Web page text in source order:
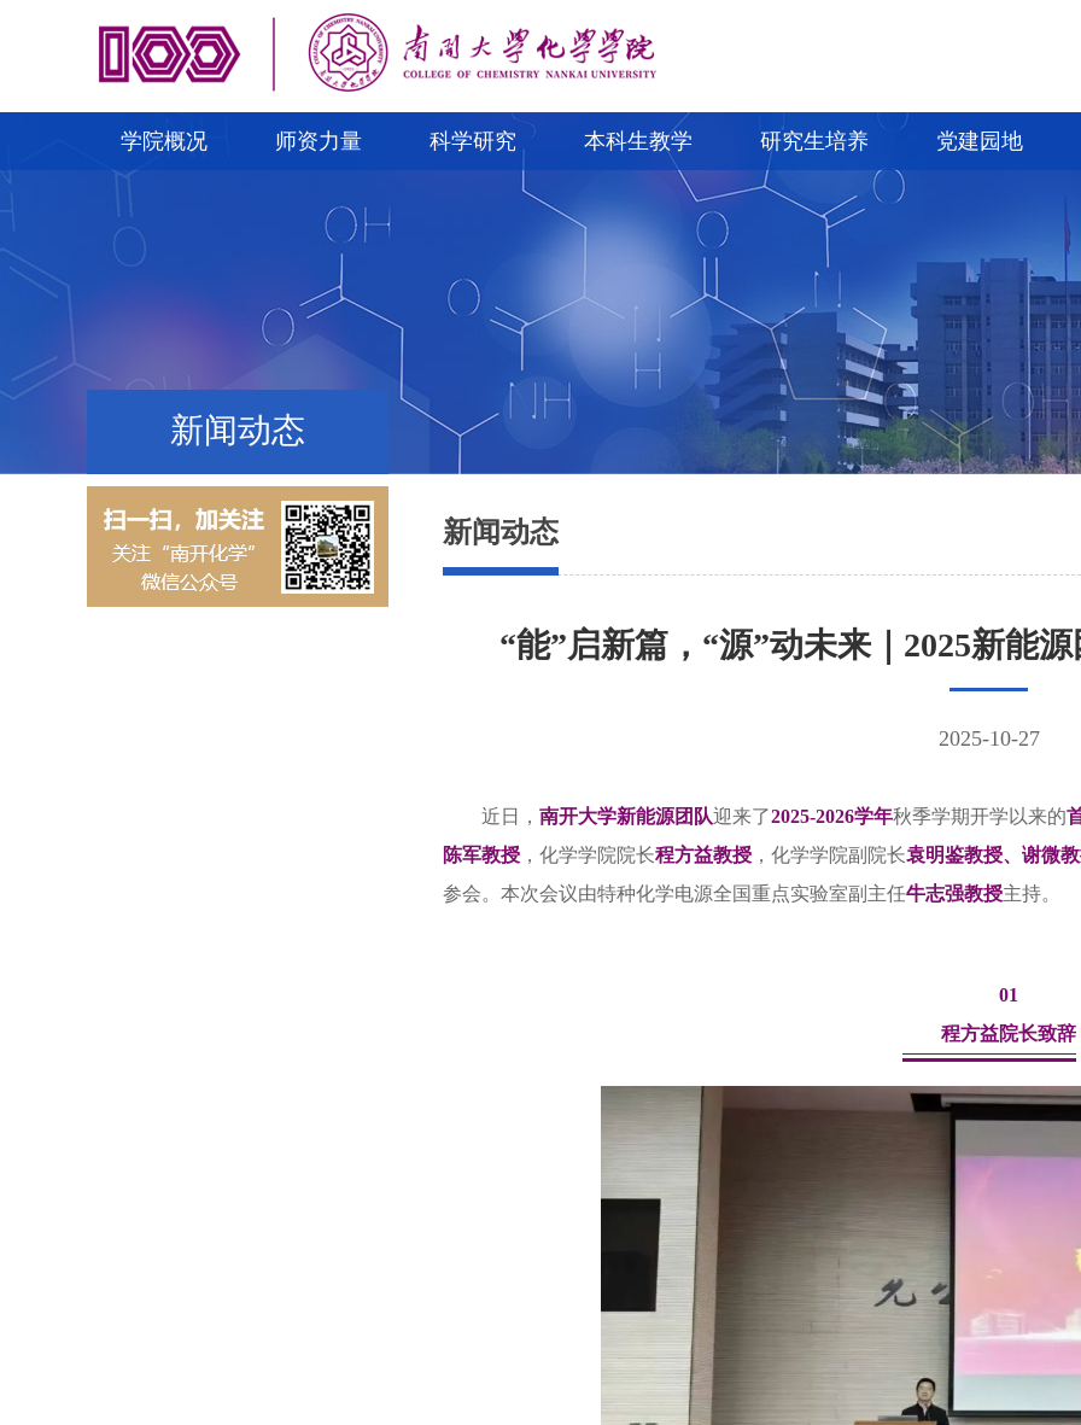
学院概况 师资力量 科学研究 本科生教学 研究生培养 党建园地
新闻动态
新闻动态
“能”启新篇，“源”动未来｜2025新能
2025-10-27
近日， 南开大学新能源团队迎来了2025-2026学年秋季学期开学以来的
陈军教授 ，化学学院院长程方益教授 ，化学学院副院长袁明鉴教授、谢微
参会。本次会议由特种化学电源全国重点实验室副主任牛志强教授主持。
01
程方益院长致辞